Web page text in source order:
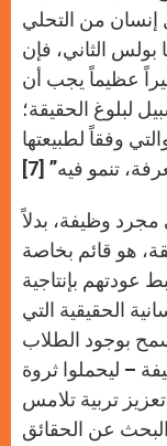
إنسان من التحلي
بولس الثاني، فإن
عظيماً يجب أن
لبلوغ الحقيقة؛
وفقاً لطبيعتها
وظيفة، بدلاً
هو قائم بخاصة
عودتهم بإنتاجية
الحقيقية التي
بوجود الطلاب
– ليحملوا ثروة
تربية تلامس
عن الحقائق